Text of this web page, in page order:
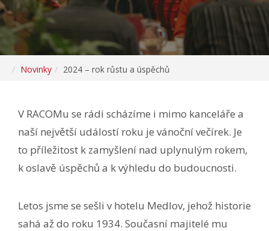
Novinky 2024 – rok růstu a úspěchů
V RACOMu se rádi scházíme i mimo kanceláře a
naší největší událostí roku je vánoční večírek. Je
to příležitost k zamyšlení nad uplynulým rokem,
k oslavě úspěchů a k výhledu do budoucnosti.
Letos jsme se sešli v hotelu Medlov, jehož historie
sahá až do roku 1934. Současní majitelé mu